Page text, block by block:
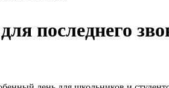
последнего